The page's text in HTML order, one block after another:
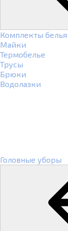
Комплекты белья
Майки
Термобелье
Трусы
Брюки
Водолазки
Головные уборы